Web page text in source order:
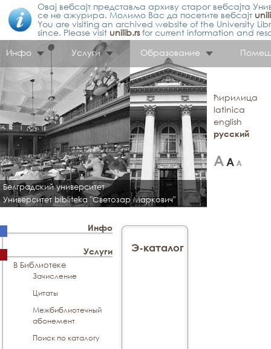
Овај вебсајт представља архиву старог вебсајта
се не ажурира. Молимо Вас да посетите вебсајт
You are visiting an archived website of the University
since. Please visit unilib.rsfor current information and
Инфо
Услуги Образование
Белградский университет
Университет bibliteka "Светозар Маркович"
ћирилица
latinica
english
русский
Инфо
Услуги
В Библиотеке
Зачисление
Цитаты
Межбиблиотечный
абонемент
Поиск по каталогу
Э-каталог